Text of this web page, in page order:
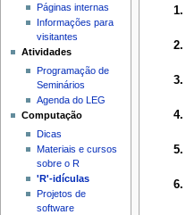
Páginas internas
Informações para
visitantes
Atividades
Programação de
Seminários
Agenda do LEG
Computação
Dicas
Materiais e cursos
sobre o R
'R'-idículas
Projetos de
software